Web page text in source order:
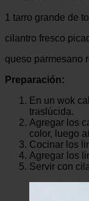
1 tarro grande de
cilantro fresco
queso parmesano
Preparación:
En un wok
traslúcida.
Agregar los
color, luego
Cocinar los
Agregar los
Servir con